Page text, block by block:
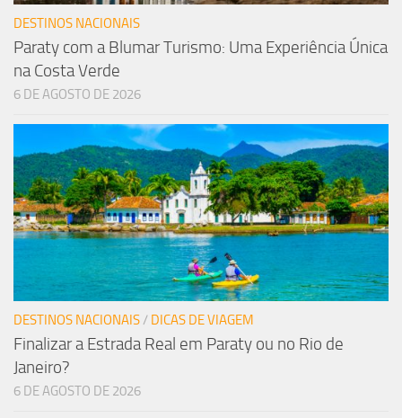
DESTINOS NACIONAIS
Paraty com a Blumar Turismo: Uma Experiência Única
na Costa Verde
6 DE AGOSTO DE 2026
DESTINOS NACIONAIS/ DICAS DE VIAGEM
Finalizar a Estrada Real em Paraty ou no Rio de
Janeiro?
6 DE AGOSTO DE 2026